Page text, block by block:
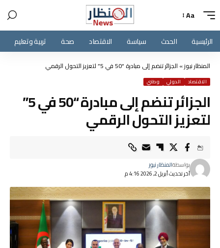
Aa
الرئيسية الحدث سياسة الاقتصاد صحة تربية وتعليم
المنظار نيوز» الجزائر تنضم إلى مبادرة “50 في 5” لتعزيز التحول الرقمي
الاقتصاد الدولي وطني
الجزائر تنضم إلى مبادرة “50 في 5”
لتعزيز التحول الرقمي
آخر تحديث أبريل 2, 2026 4:16 م
بواسطةالمنظار نيوز